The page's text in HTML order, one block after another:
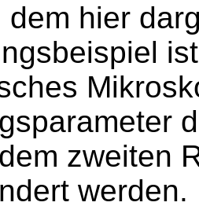
dem hier
zweiten